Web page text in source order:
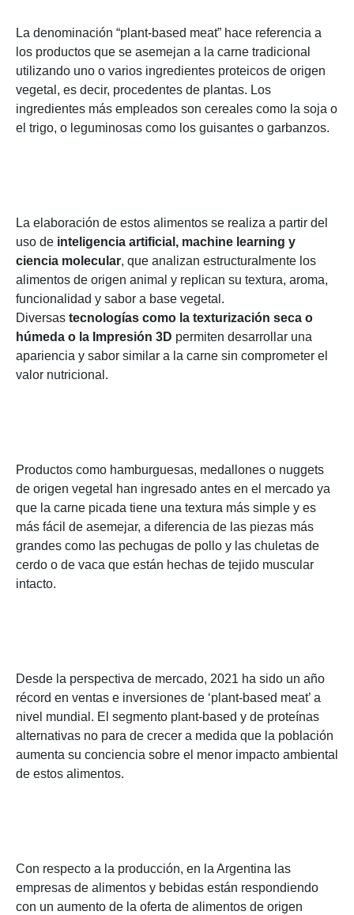
La denominación “plant-based meat” hace referencia a
los productos que se asemejan a la carne tradicional
utilizando uno o varios ingredientes proteicos de origen
vegetal, es decir, procedentes de plantas. Los
ingredientes más empleados son cereales como la soja o
el trigo, o leguminosas como los guisantes o garbanzos.
La elaboración de estos alimentos se realiza a partir del
uso de inteligencia artificial, machine learning y
ciencia molecular, que analizan estructuralmente los
alimentos de origen animal y replican su textura, aroma,
funcionalidad y sabor a base vegetal.
Diversas tecnologías como la texturización seca o
húmeda o la Impresión 3D permiten desarrollar una
apariencia y sabor similar a la carne sin comprometer el
valor nutricional.
Productos como hamburguesas, medallones o nuggets
de origen vegetal han ingresado antes en el mercado ya
que la carne picada tiene una textura más simple y es
más fácil de asemejar, a diferencia de las piezas más
grandes como las pechugas de pollo y las chuletas de
cerdo o de vaca que están hechas de tejido muscular
intacto.
Desde la perspectiva de mercado, 2021 ha sido un año
récord en ventas e inversiones de ‘plant-based meat’ a
nivel mundial. El segmento plant-based y de proteínas
alternativas no para de crecer a medida que la población
aumenta su conciencia sobre el menor impacto ambiental
de estos alimentos.
Con respecto a la producción, en la Argentina las
empresas de alimentos y bebidas están respondiendo
con un aumento de la oferta de alimentos de origen